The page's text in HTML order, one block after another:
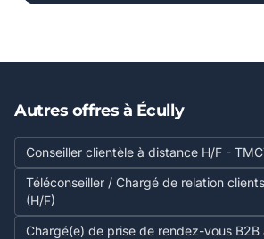
Autres offres à Écully
Conseiller clientèle à distance H/F -
Téléconseiller / Chargé de relation
(H/F)
Chargé(e) de prise de rendez-vous B2B